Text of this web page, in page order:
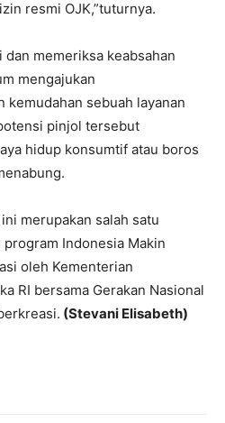
resmi OJK,”tuturnya.
memeriksa keabsahan
mengajukan
kemudahan sebuah layanan
pinjol tersebut
hidup konsumtif atau boros
merupakan salah satu
Indonesia Makin
oleh Kementerian
RI bersama Gerakan Nasional
(Stevani Elisabeth)